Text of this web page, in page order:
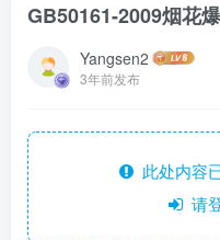
GB50161-2009烟花
Yangsen2
3年前发布
此处内容
请